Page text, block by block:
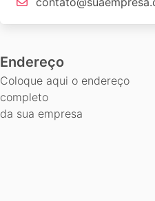
Endereço
Coloque aqui o endereço
completo
da sua empresa